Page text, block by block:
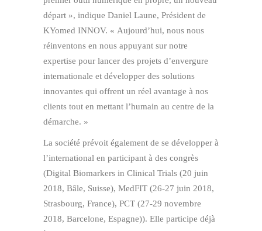
départ », indique Daniel Laune, Président de
KYomed INNOV. « Aujourd’hui, nous nous
réinventons en nous appuyant sur notre
expertise pour lancer des projets d’envergure
internationale et développer des solutions
innovantes qui offrent un réel avantage à nos
clients tout en mettant l’humain au centre de la
démarche. »
La société prévoit également de se développer à
l’international en participant à des congrès
(Digital Biomarkers in Clinical Trials (20 juin
2018, Bâle, Suisse), MedFIT (26-27 juin 2018,
Strasbourg, France), PCT (27-29 novembre
2018, Barcelone, Espagne)). Elle participe déjà